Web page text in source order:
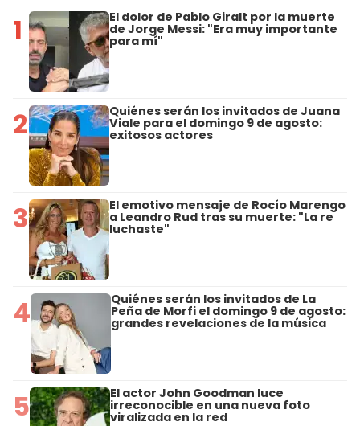
1 El dolor de Pablo Giralt por la muerte
de Jorge Messi: "Era muy importante
para mí"
2 Quiénes serán los invitados de Juana
Viale para el domingo 9 de agosto:
exitosos actores
3 El emotivo mensaje de Rocío Marengo
a Leandro Rud tras su muerte: "La re
luchaste"
4 Quiénes serán los invitados de La
Peña de Morfi el domingo 9 de agosto:
grandes revelaciones de la música
5 El actor John Goodman luce
irreconocible en una nueva foto
viralizada en la red